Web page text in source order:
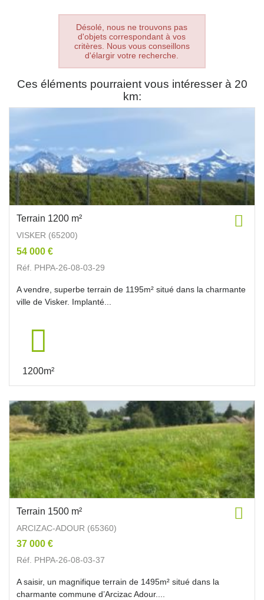
Désolé, nous ne trouvons pas
d'objets correspondant à vos
critères. Nous vous conseillons
d'élargir votre recherche.
Ces éléments pourraient vous intéresser à 20
km:
Terrain 1200 m²
VISKER (65200)
54 000 €
Réf. PHPA-26-08-03-29
A vendre, superbe terrain de 1195m² situé dans la charmante
ville de Visker. Implanté...
1200m²
Terrain 1500 m²
ARCIZAC-ADOUR (65360)
37 000 €
Réf. PHPA-26-08-03-37
A saisir, un magnifique terrain de 1495m² situé dans la
charmante commune d’Arcizac Adour....